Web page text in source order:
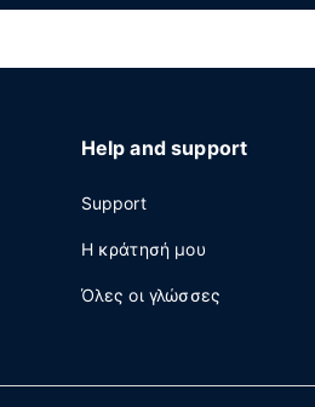
Help and support
Support
Η κράτησή μου
Όλες οι γλώσσες